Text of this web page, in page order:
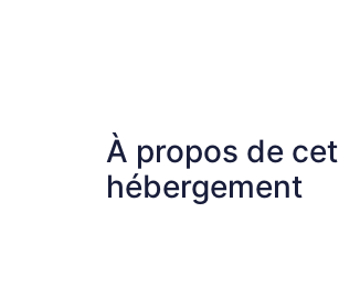
À propos de cet
hébergement